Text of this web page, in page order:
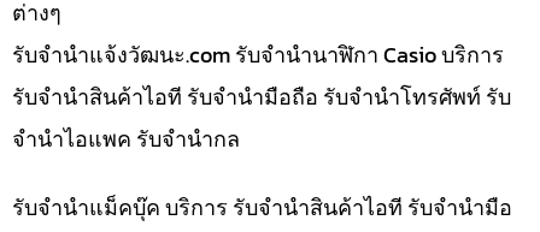
ต่างๆ
รับจํานําแจ้งวัฒนะ.com รับจำนำนาฬิกา Casio บริการ
รับจำนำสินค้าไอที รับจำนำมือถือ รับจำนำโทรศัพท์ รับ
จำนำไอแพค รับจำนำกล
รับจำนำแม็คบุ๊ค บริการ รับจำนำสินค้าไอที รับจำนำมือ